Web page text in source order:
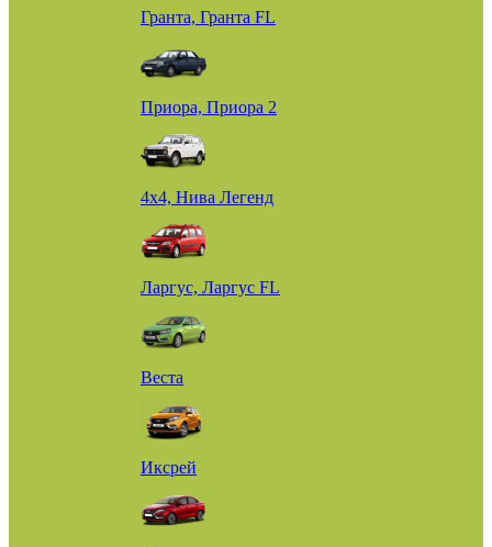
Гранта, Гранта FL
Приора, Приора 2
4х4, Нива Легенд
Ларгус, Ларгус FL
Веста
Иксрей